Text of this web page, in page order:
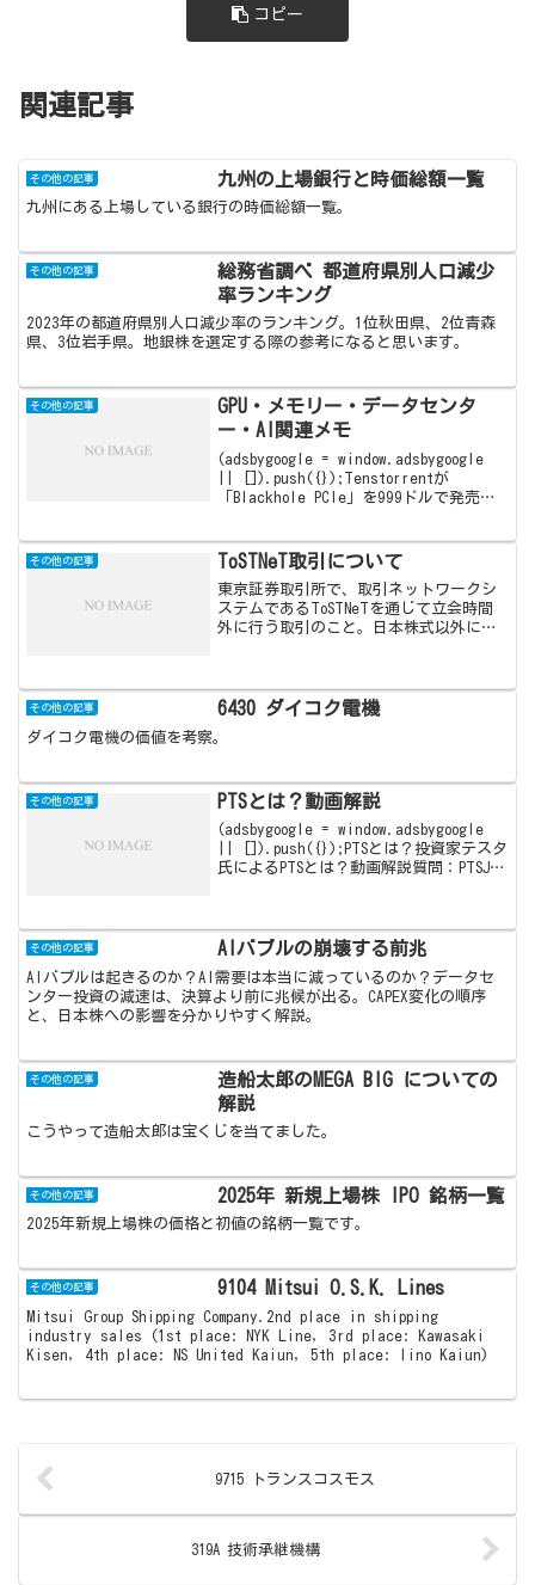
コピー
関連記事
その他の記事 九州の上場銀行と時価総額一覧
九州にある上場している銀行の時価総額一覧。
その他の記事
総務省調べ 都道府県別人口減少
率ランキング
2023年の都道府県別人口減少率のランキング。1位秋田県、2位青森
県、3位岩手県。地銀株を選定する際の参考になると思います。
その他の記事
GPU・メモリー・データセンタ
ー・AI関連メモ
(adsbygoogle = window.adsbygoogle
|| []).push({});Tenstorrentが
「Blackhole PCIe」を999ドルで発売。
その他の記事 ToSTNeT取引について
東京証券取引所で、取引ネットワークシ
ステムであるToSTNeTを通じて立会時間
外に行う取引のこと。日本株式以外にも
その他の記事 6430 ダイコク電機
ダイコク電機の価値を考察。
その他の記事 PTSとは？動画解説
(adsbygoogle = window.adsbygoogle
|| []).push({});PTSとは？投資家テスタ
氏によるPTSとは？動画解説質問：PTSJ取
その他の記事 AIバブルの崩壊する前兆
AIバブルは起きるのか？AI需要は本当に減っているのか？データセ
ンター投資の減速は、決算より前に兆候が出る。CAPEX変化の順序
と、日本株への影響を分かりやすく解説。
その他の記事
造船太郎のMEGA BIG についての
解説
こうやって造船太郎は宝くじを当てました。
その他の記事 2025年 新規上場株 IPO 銘柄一覧
2025年新規上場株の価格と初値の銘柄一覧です。
その他の記事 9104 Mitsui O.S.K. Lines
Mitsui Group Shipping Company.2nd place in shipping
industry sales (1st place: NYK Line, 3rd place: Kawasaki
Kisen, 4th place: NS United Kaiun, 5th place: Iino Kaiun)
9715 トランスコスモス
319A 技術承継機構